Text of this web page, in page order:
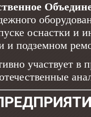
оснастки и
и подземном
участвует в